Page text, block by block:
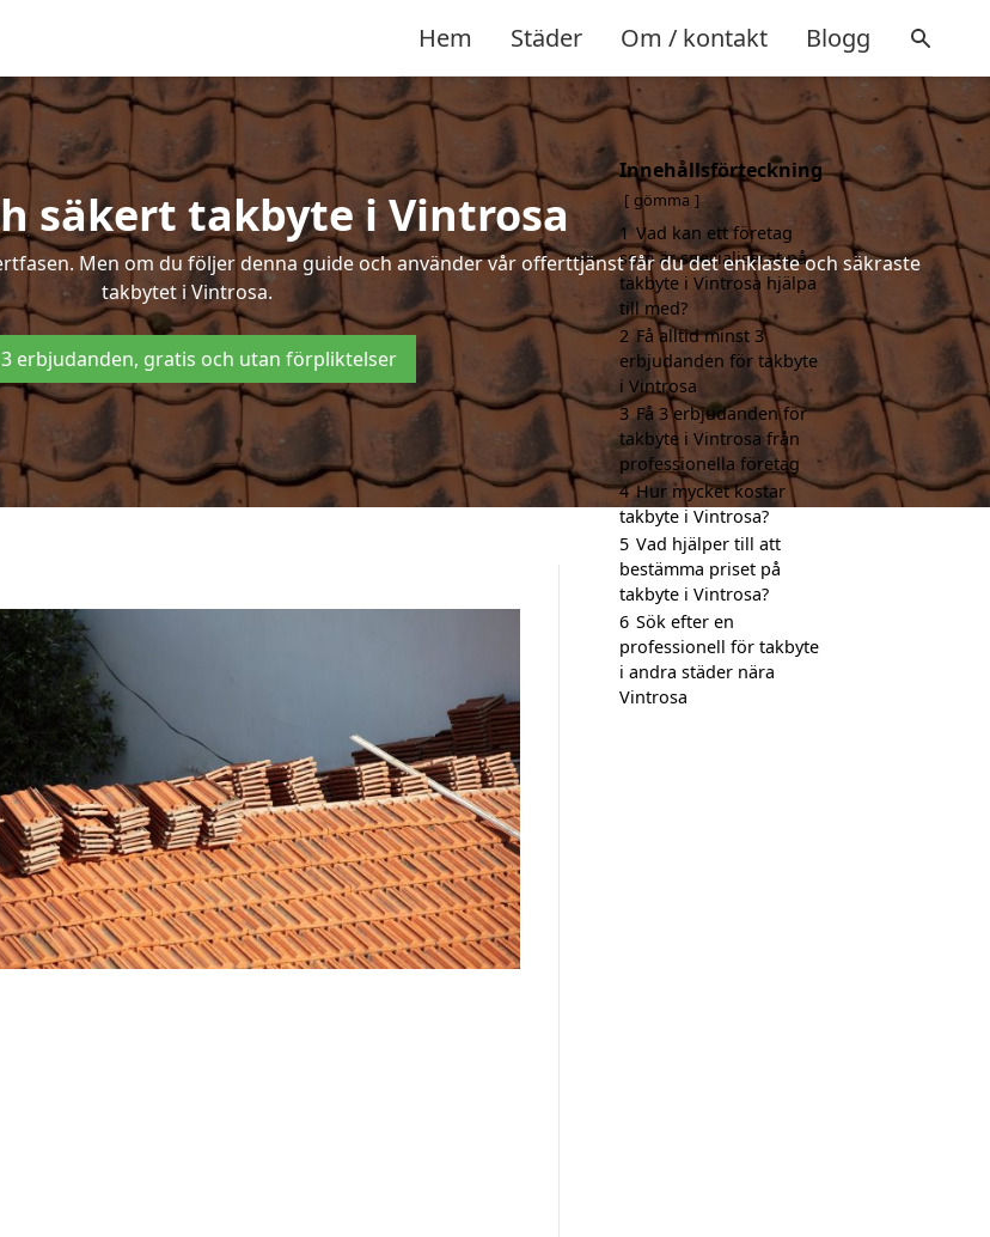
Hem Städer Om / kontakt Blogg
säkert takbyte i Vintrosa
Men om du följer denna guide och använder vår offerttjänst får du det enklaste och säkraste
takbytet i Vintrosa.
3 erbjudanden, gratis och utan förpliktelser
Innehållsförteckning
gömma
1 Vad kan ett företag
som är specialiserat på
takbyte i Vintrosa hjälpa
till med?
2 Få alltid minst 3
erbjudanden för takbyte
i Vintrosa
3 Få 3 erbjudanden för
takbyte i Vintrosa från
professionella företag
4 Hur mycket kostar
takbyte i Vintrosa?
5 Vad hjälper till att
bestämma priset på
takbyte i Vintrosa?
6 Sök efter en
professionell för takbyte
i andra städer nära
Vintrosa